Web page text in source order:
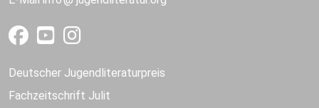
Deutscher Jugendliteraturpreis
Fachzeitschrift Julit